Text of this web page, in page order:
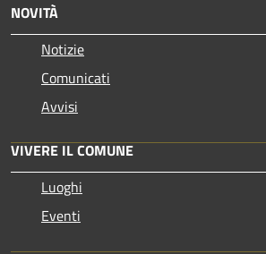
NOVITÀ
Notizie
Comunicati
Avvisi
VIVERE IL COMUNE
Luoghi
Eventi